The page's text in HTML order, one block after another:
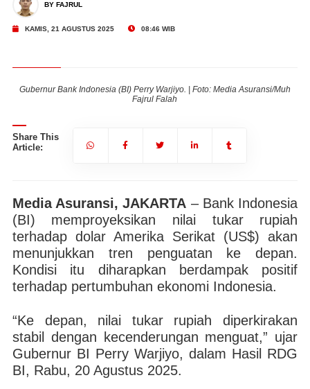
BY FAJRUL
KAMIS, 21 AGUSTUS 2025 08:46 WIB
Gubernur Bank Indonesia (BI) Perry Warjiyo. | Foto: Media Asuransi/Muh
Fajrul Falah
Share This
Article:
Media Asuransi, JAKARTA – Bank Indonesia
(BI) memproyeksikan nilai tukar rupiah
terhadap dolar Amerika Serikat (US$) akan
menunjukkan tren penguatan ke depan.
Kondisi itu diharapkan berdampak positif
terhadap pertumbuhan ekonomi Indonesia.
“Ke depan, nilai tukar rupiah diperkirakan
stabil dengan kecenderungan menguat,” ujar
Gubernur BI Perry Warjiyo, dalam Hasil RDG
BI, Rabu, 20 Agustus 2025.